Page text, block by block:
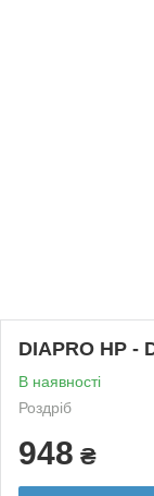
DIAPRO HP -
В наявності
Роздріб
948 ₴